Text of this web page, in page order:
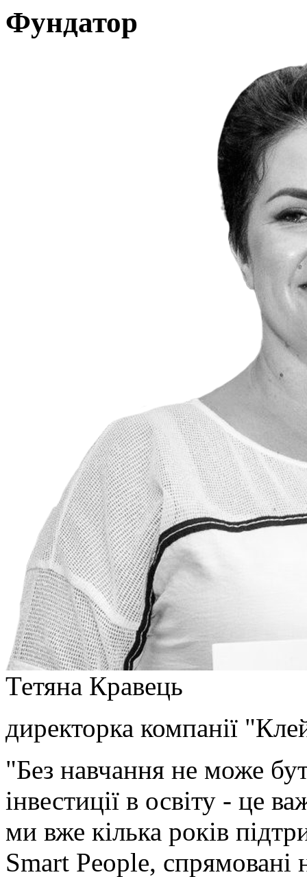
Фундатор
Тетяна Кравець
директорка компанії
"Без навчання не може
інвестиції в освіту - це
ми вже кілька років
Smart People, спрямовані